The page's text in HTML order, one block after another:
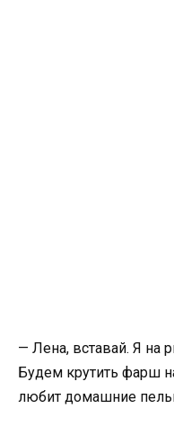
— Лена, вставай. Я на
Будем крутить фарш
любит домашние